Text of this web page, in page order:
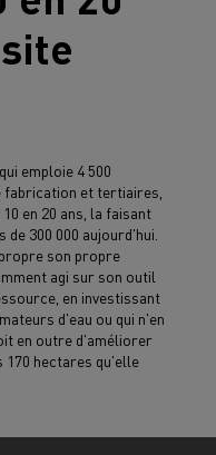
emploie 4 500
fabrication et tertiaires,
en 20 ans, la faisant
300 000 aujourd'hui.
son propre
agi sur son outil
en investissant
d'eau ou qui n'en
en outre d'améliorer
170 hectares qu'elle